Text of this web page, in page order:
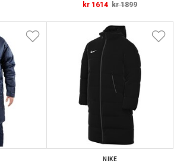
kr 1614 kr 1899
NIKE